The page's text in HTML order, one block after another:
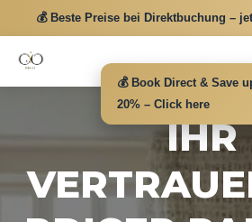
💰 Beste Preise bei Direktbuchung –
IHR
💰 Book Direct & Save
20% – Click here